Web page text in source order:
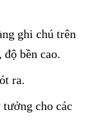
ghi chú trên
bền cao.
ra.
cho các